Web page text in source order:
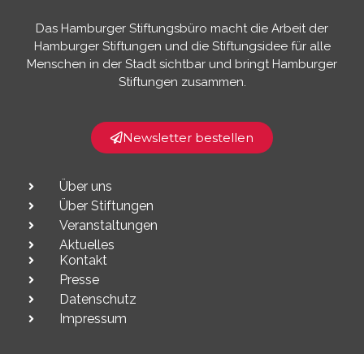
Das Hamburger Stiftungsbüro macht die Arbeit der
Hamburger Stiftungen und die Stiftungsidee für alle
Menschen in der Stadt sichtbar und bringt Hamburger
Stiftungen zusammen.​
Newsletter bestellen
Über uns
Über Stiftungen
Veranstaltungen
Aktuelles
Kontakt
Presse
Datenschutz
Impressum